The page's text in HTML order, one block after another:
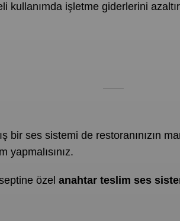
işletme giderlerini
ses sistemi de restoranınızın
yapmalısınız.
özel anahtar teslim ses